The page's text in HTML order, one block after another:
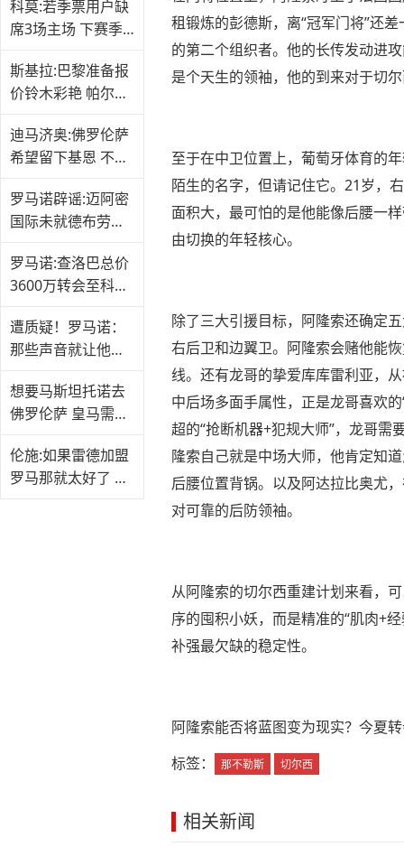
科莫:若季票用户缺
席3场主场 下赛季
斯基拉:巴黎准备报
价铃木彩艳 帕尔马
迪马济奥:佛罗伦萨
希望留下基恩 不会
罗马诺辟谣:迈阿密
国际未就德布劳内
罗马诺:查洛巴总价
3600万转会至科莫
遭质疑！罗马诺：
那些声音就让他们
想要马斯坦托诺去
佛罗伦萨 皇马需承
伦施:如果雷德加盟
罗马那就太好了 我
租锻炼的彭德斯，离“冠军门将”还
的第二个组织者。他的长传发动进
是个天生的领袖，他的到来对于切
至于在中卫位置上，葡萄牙体育的
陌生的名字，但请记住它。21岁，
面积大，最可怕的是他能像后腰一
由切换的年轻核心。
除了三大引援目标，阿隆索还确定
右后卫和边翼卫。阿隆索会赌他能
线。还有龙哥的挚爱库库雷利亚，
中后场多面手属性，正是龙哥喜欢
超的“抢断机器+犯规大师”，龙哥
隆索自己就是中场大师，他肯定知
后腰位置背锅。以及阿达拉比奥尤
对可靠的后防领袖。
从阿隆索的切尔西重建计划来看，
序的囤积小妖，而是精准的“肌肉+
补强最欠缺的稳定性。
阿隆索能否将蓝图变为现实？今夏
标签：
那不勒斯 切尔西
相关新闻